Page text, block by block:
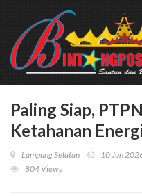
Paling Siap,
Ketahanan
Lampung Selatan 10 Jun
804 Views